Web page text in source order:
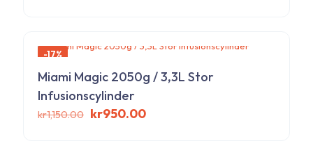
har
varianter.
olika
alternativen
-17%
Miami Magic 2050g / 3,3L Stor
Infusionscylinder
kr1,150.00 Det
kr950.00Det